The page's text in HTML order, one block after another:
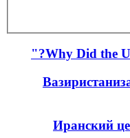
"Иранский